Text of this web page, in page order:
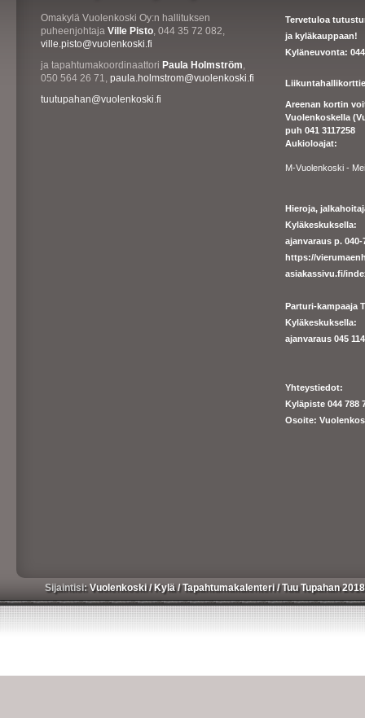
Omakylä Vuolenkoski Oy:n hallituksen
puheenjohtaja Ville Pisto, 044 35 72 082,
ville.pisto@vuolenkoski.fi
ja tapahtumakoordinaattori Paula Holmström,
050 564 26 71, paula.holmstrom@vuolenkoski.fi
tuutupahan@vuolenkoski.fi
Tervetuloa
ja kyläkauppaan!
Kyläneuvonta: 044
Areenan kortin
Vuolenkoskella
puh 041 3117258
Aukioloajat:
M-Vuolenkoski -
Hieroja,
Kyläkeskuksella:
ajanvaraus p.
https://
asiakassivu.fi/
Parturi-kampaaja
Kyläkeskuksella:
ajanvaraus 045
Yhteystiedot:
Kyläpiste 044 788
Osoite:
Sijaintisi:Vuolenkoski/ Kylä/Tapahtumakalenteri/Tuu Tupahan